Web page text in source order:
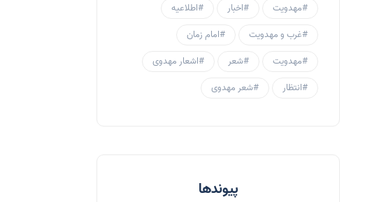
زنان و مهدویت
#مهدویت #اخبار
#اطلاعیه
#غرب و مهدویت
#امام زمان
#مهدویت
#شعر
#اشعار مهدوی
#انتظار
#شعر مهدوی
پیوندها